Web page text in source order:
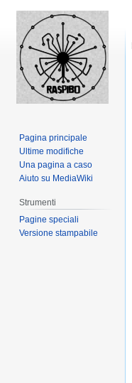
Pagina principale
Ultime modifiche
Una pagina a caso
Aiuto su MediaWiki
Strumenti
Pagine speciali
Versione stampabile